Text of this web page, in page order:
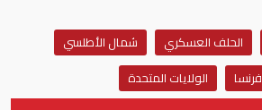
الحلف العسكري
شمال الأطلسي
فرنسا الولايات المتحدة